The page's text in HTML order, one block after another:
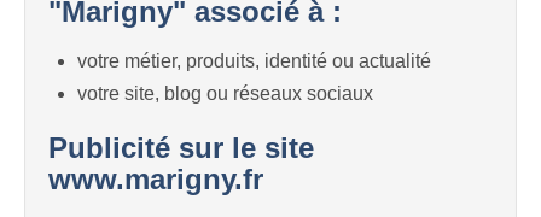
"Marigny" associé à :
votre métier, produits, identité ou actualité
votre site, blog ou réseaux sociaux
Publicité sur le site
www.marigny.fr